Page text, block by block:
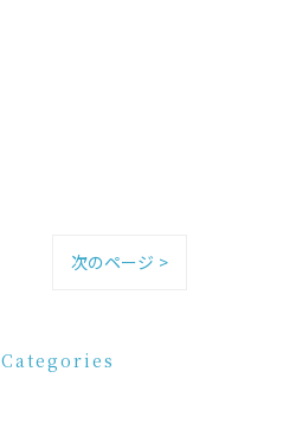
次のページ >
Categories